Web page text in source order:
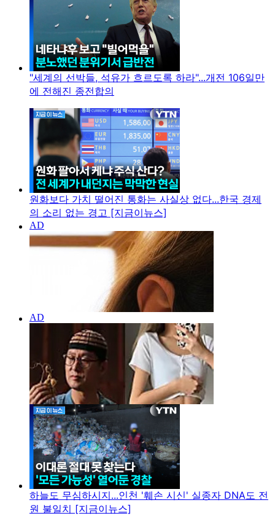
"세계의 선박들, 석유가 흐르도록 하라"...개전 106일만
에 전해진 종전합의
원화보다 가치 떨어진 통화는 사실상 없다...한국 경제
의 소리 없는 경고 [지금이뉴스]
하늘도 무심하시지...인천 '훼손 시신' 실종자 DNA도 전
원 불일치 [지금이뉴스]